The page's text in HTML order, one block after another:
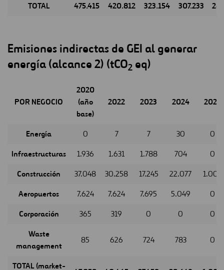
TOTAL 475.415 420.812 323.154 307.233
Emisiones indirectas de GEI al generar
energía (alcance 2) (tCO2 eq)
POR NEGOCIO
2020
(año
base)
2022 2023 2024 2025
Energía 0 7 7 30 0
Infraestructuras 1.936 1.631 1.788 704 0
Construcción 37.048 30.258 17.245 22.077 1.005
Aeropuertos 7.624 7.624 7.695 5.049 0
Corporación 365 319 0 0 0
Waste
management
85 626 724 783 0
TOTAL (market-